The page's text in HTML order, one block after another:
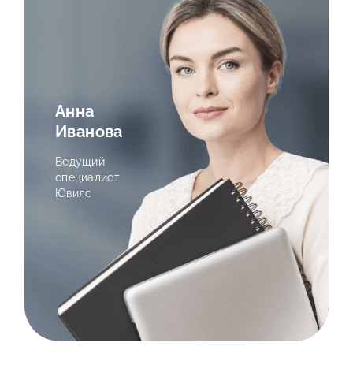
Анна
Иванова
Ведущий
специалист
Ювилс